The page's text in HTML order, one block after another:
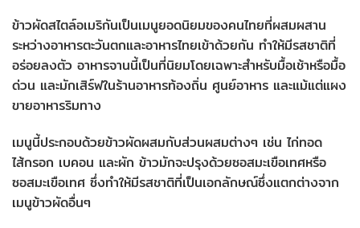
ข้าวผัดสไตล์อเมริกันเป็นเมนูยอดนิยมของคนไทยที่ผสมผสาน
ระหว่างอาหารตะวันตกและอาหารไทยเข้าด้วยกัน ทำให้มีรสชาติที่
อร่อยลงตัว อาหารจานนี้เป็นที่นิยมโดยเฉพาะสำหรับมื้อเช้าหรือมื้อ
ด่วน และมักเสิร์ฟในร้านอาหารท้องถิ่น ศูนย์อาหาร และแม้แต่แผง
ขายอาหารริมทาง
เมนูนี้ประกอบด้วยข้าวผัดผสมกับส่วนผสมต่างๆ เช่น ไก่ทอด
ไส้กรอก เบคอน และผัก ข้าวมักจะปรุงด้วยซอสมะเขือเทศหรือ
ซอสมะเขือเทศ ซึ่งทำให้มีรสชาติที่เป็นเอกลักษณ์ซึ่งแตกต่างจาก
เมนูข้าวผัดอื่นๆ